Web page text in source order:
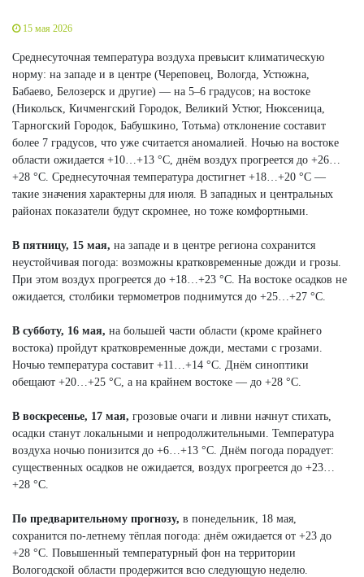
15 мая 2026
Среднесуточная температура воздуха превысит климатическую
норму: на западе и в центре (Череповец, Вологда, Устюжна,
Бабаево, Белозерск и другие) — на 5–6 градусов; на востоке
(Никольск, Кичменгский Городок, Великий Устюг, Нюксеница,
Тарногский Городок, Бабушкино, Тотьма) отклонение составит
более 7 градусов, что уже считается аномалией. Ночью на востоке
области ожидается +10…+13 °C, днём воздух прогреется до +26…
+28 °C. Среднесуточная температура достигнет +18…+20 °C —
такие значения характерны для июля. В западных и центральных
районах показатели будут скромнее, но тоже комфортными.
В пятницу, 15 мая, на западе и в центре региона сохранится
неустойчивая погода: возможны кратковременные дожди и грозы.
При этом воздух прогреется до +18…+23 °C. На востоке осадков не
ожидается, столбики термометров поднимутся до +25…+27 °C.
В субботу, 16 мая, на большей части области (кроме крайнего
востока) пройдут кратковременные дожди, местами с грозами.
Ночью температура составит +11…+14 °C. Днём синоптики
обещают +20…+25 °C, а на крайнем востоке — до +28 °C.
В воскресенье, 17 мая, грозовые очаги и ливни начнут стихать,
осадки станут локальными и непродолжительными. Температура
воздуха ночью понизится до +6…+13 °C. Днём погода порадует:
существенных осадков не ожидается, воздух прогреется до +23…
+28 °C.
По предварительному прогнозу, в понедельник, 18 мая,
сохранится по-летнему тёплая погода: днём ожидается от +23 до
+28 °C. Повышенный температурный фон на территории
Вологодской области продержится всю следующую неделю.